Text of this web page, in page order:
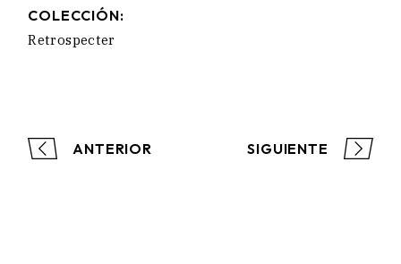
COLECCIÓN:
Retrospecter
ANTERIOR SIGUIENTE